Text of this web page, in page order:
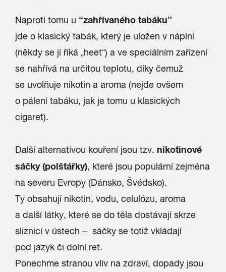
Naproti tomu u “zahřívaného tabáku”
jde o klasický tabák, který je uložen v náplni
(někdy se jí říká „heet“) a ve speciálním zařízení
se nahřívá na určitou teplotu, díky čemuž
se uvolňuje nikotin a aroma (nejde ovšem
o pálení tabáku, jak je tomu u klasických
cigaret).
Další alternativou kouření jsou tzv. nikotinové
sáčky (polštářky), které jsou populární zejména
na severu Evropy (Dánsko, Švédsko).
Ty obsahují nikotin, vodu, celulózu, aroma
a další látky, které se do těla dostávají skrze
sliznici v ústech – sáčky se totiž vkládají
pod jazyk či dolní ret.
Ponechme stranou vliv na zdraví, dopady jsou